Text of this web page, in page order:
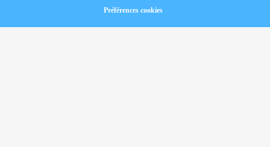
Préférences cookies